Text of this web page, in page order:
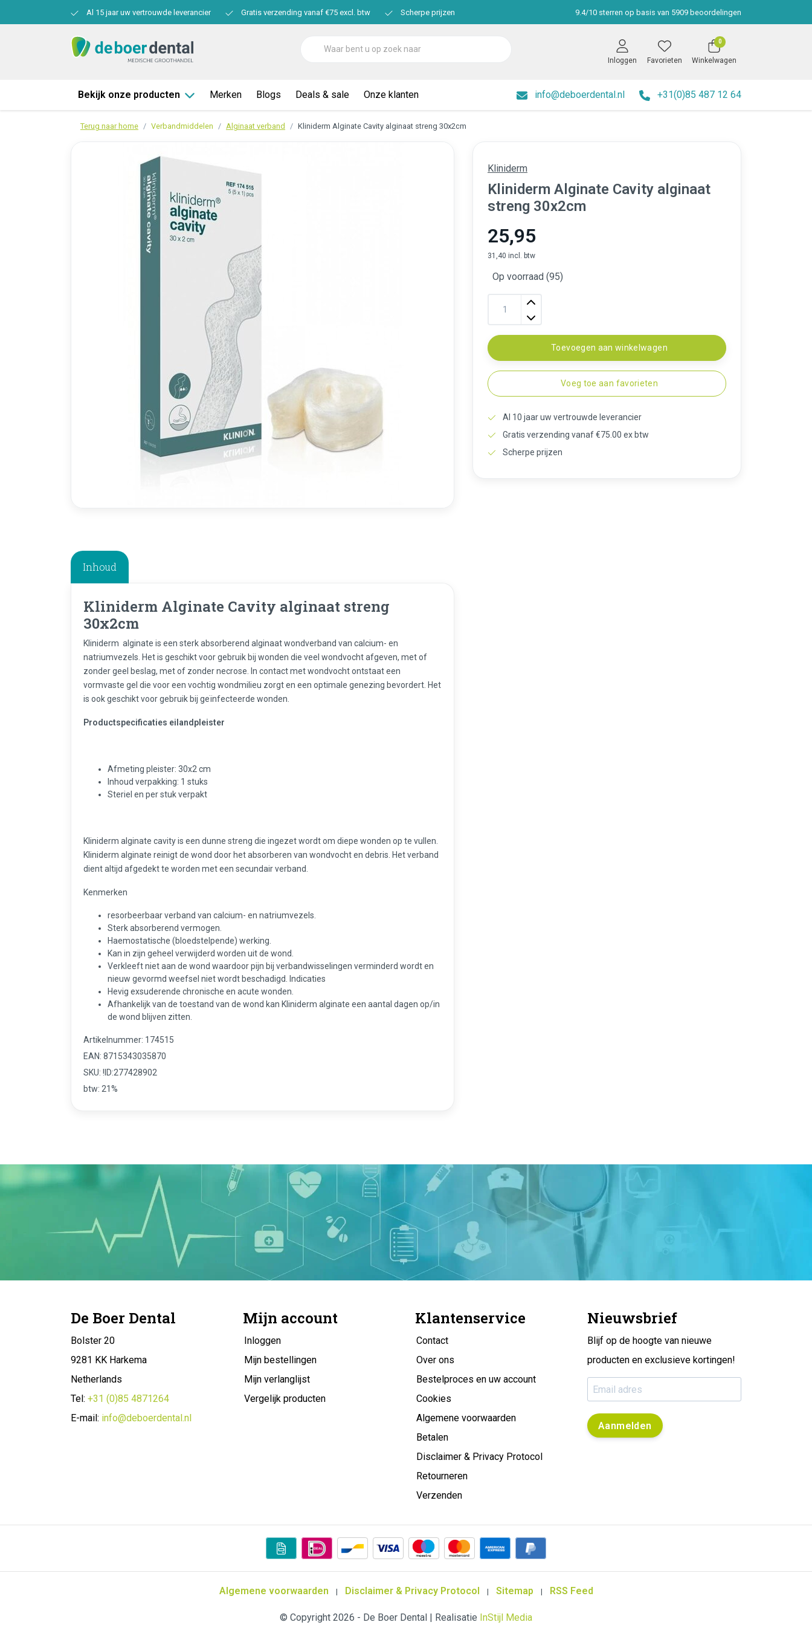
Al 15 jaar uw vertrouwde leverancier Gratis verzending vanaf €75 excl. btw Scherpe prijzen 9.4/10 sterren op basis van 5909 beoordelingen
Inloggen Favorieten
0
Winkelwagen
Bekijk onze producten Merken Blogs Deals & sale Onze klanten info@deboerdental.nl +31(0)85 487 12 64
Terug naar home Verbandmiddelen Alginaat verband Kliniderm Alginate Cavity alginaat streng 30x2cm
Kliniderm
Kliniderm Alginate Cavity alginaat
streng 30x2cm
25,95
31,40 incl. btw
Op voorraad (95)
Toevoegen aan winkelwagen
Voeg toe aan favorieten
Al 10 jaar uw vertrouwde leverancier
Gratis verzending vanaf €75.00 ex btw
Scherpe prijzen
Inhoud
Kliniderm Alginate Cavity alginaat streng
30x2cm
Kliniderm alginate is een sterk absorberend alginaat wondverband van calcium- en
natriumvezels. Het is geschikt voor gebruik bij wonden die veel wondvocht afgeven, met of
zonder geel beslag, met of zonder necrose. In contact met wondvocht ontstaat een
vormvaste gel die voor een vochtig wondmilieu zorgt en een optimale genezing bevordert. Het
is ook geschikt voor gebruik bij geïnfecteerde wonden.
Productspecificaties eilandpleister
Afmeting pleister: 30x2 cm
Inhoud verpakking: 1 stuks
Steriel en per stuk verpakt
Kliniderm alginate cavity is een dunne streng die ingezet wordt om diepe wonden op te vullen.
Kliniderm alginate reinigt de wond door het absorberen van wondvocht en debris. Het verband
dient altijd afgedekt te worden met een secundair verband.
Kenmerken
resorbeerbaar verband van calcium- en natriumvezels.
Sterk absorberend vermogen.
Haemostatische (bloedstelpende) werking.
Kan in zijn geheel verwijderd worden uit de wond.
Verkleeft niet aan de wond waardoor pijn bij verbandwisselingen verminderd wordt en
nieuw gevormd weefsel niet wordt beschadigd. Indicaties
Hevig exsuderende chronische en acute wonden.
Afhankelijk van de toestand van de wond kan Kliniderm alginate een aantal dagen op/in
de wond blijven zitten.
Artikelnummer: 174515
EAN: 8715343035870
SKU: !ID:277428902
btw: 21%
De Boer Dental
Bolster 20
9281 KK Harkema
Netherlands
Tel: +31 (0)85 4871264
E-mail: info@deboerdental.nl
Mijn account
Inloggen
Mijn bestellingen
Mijn verlanglijst
Vergelijk producten
Klantenservice
Contact
Over ons
Bestelproces en uw account
Cookies
Algemene voorwaarden
Betalen
Disclaimer & Privacy Protocol
Retourneren
Verzenden
Nieuwsbrief
Blijf op de hoogte van nieuwe
producten en exclusieve kortingen!
Aanmelden
Algemene voorwaarden | Disclaimer & Privacy Protocol | Sitemap | RSS Feed
© Copyright 2026 - De Boer Dental | Realisatie InStijl Media